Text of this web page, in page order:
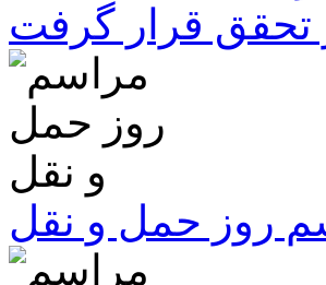
تحقق قرار گرفت
روز حمل و نقل